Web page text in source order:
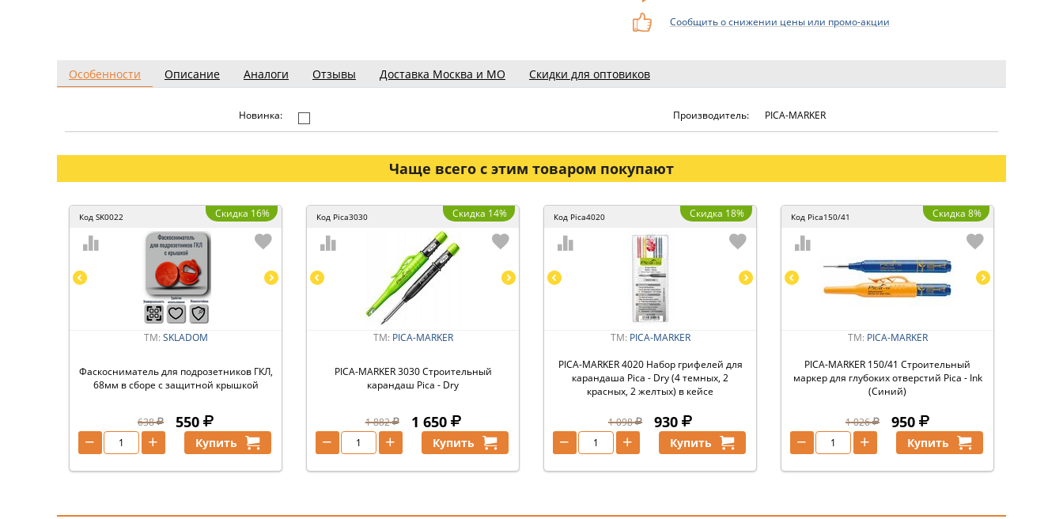
Сообщить о снижении цены или промо-акции
Особенности Описание Аналоги Отзывы Доставка Москва и МО Скидки для оптовиков
Новинка: Производитель: PICA-MARKER
Чаще всего с этим товаром покупают
Код SK0022 Скидка 16%
ТМ: SKLADOM
Фаскосниматель для подрозетников ГКЛ,
68мм в сборе с защитной крышкой
638 550
+
− Купить
Код Pica3030 Скидка 14%
ТМ: PICA-MARKER
PICA-MARKER 3030 Строительный
карандаш Pica - Dry
1 882 1 650
+
− Купить
Код Pica4020 Скидка 18%
ТМ: PICA-MARKER
PICA-MARKER 4020 Набор грифелей для
карандаша Pica - Dry (4 темных, 2
красных, 2 желтых) в кейсе
1 098 930
+
− Купить
Код Pica150/41 Скидка 8%
ТМ: PICA-MARKER
PICA-MARKER 150/41 Строительный
маркер для глубоких отверстий Pica - Ink
(Синий)
1 026 950
+
− Купить